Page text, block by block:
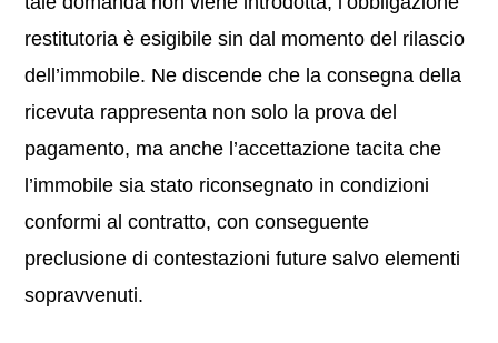
restitutoria è esigibile sin dal momento del rilascio
dell’immobile. Ne discende che la consegna della
ricevuta rappresenta non solo la prova del
pagamento, ma anche l’accettazione tacita che
l’immobile sia stato riconsegnato in condizioni
conformi al contratto, con conseguente
preclusione di contestazioni future salvo elementi
sopravvenuti.